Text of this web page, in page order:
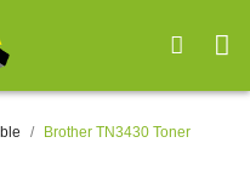
Brother TN3430 Toner